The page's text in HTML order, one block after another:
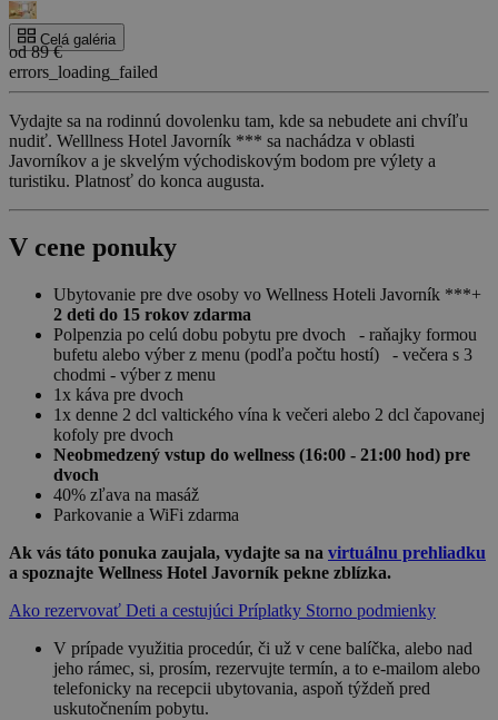
Celá galéria
od 89 €
errors_loading_failed
Vydajte sa na rodinnú dovolenku tam, kde sa nebudete ani chvíľu
nudiť. Welllness Hotel Javorník *** sa nachádza v oblasti
Javorníkov a je skvelým východiskovým bodom pre výlety a
turistiku. Platnosť do konca augusta.
V cene ponuky
Ubytovanie pre dve osoby vo Wellness Hoteli Javorník ***+
2 deti do 15 rokov zdarma
Polpenzia po celú dobu pobytu pre dvoch - raňajky formou
bufetu alebo výber z menu (podľa počtu hostí) - večera s 3
chodmi - výber z menu
1x káva pre dvoch
1x denne 2 dcl valtického vína k večeri alebo 2 dcl čapovanej
kofoly pre dvoch
Neobmedzený vstup do wellness (16:00 - 21:00 hod) pre
dvoch
40% zľava na masáž
Parkovanie a WiFi zdarma
Ak vás táto ponuka zaujala, vydajte sa na virtuálnu prehliadku
a spoznajte Wellness Hotel Javorník pekne zblízka.
Ako rezervovať Deti a cestujúci Príplatky Storno podmienky
V prípade využitia procedúr, či už v cene balíčka, alebo nad
jeho rámec, si, prosím, rezervujte termín, a to e-mailom alebo
telefonicky na recepcii ubytovania, aspoň týždeň pred
uskutočnením pobytu.